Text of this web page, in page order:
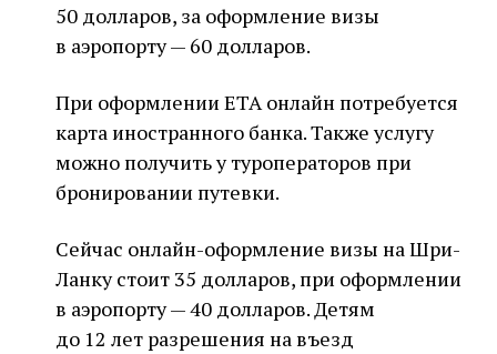
50 долларов, за оформление визы
в аэропорту — 60 долларов.
При оформлении ЕТА онлайн потребуется
карта иностранного банка. Также услугу
можно получить у туроператоров при
бронировании путевки.
Сейчас онлайн-оформление визы на Шри-
Ланку стоит 35 долларов, при оформлении
в аэропорту — 40 долларов. Детям
до 12 лет разрешения на въезд